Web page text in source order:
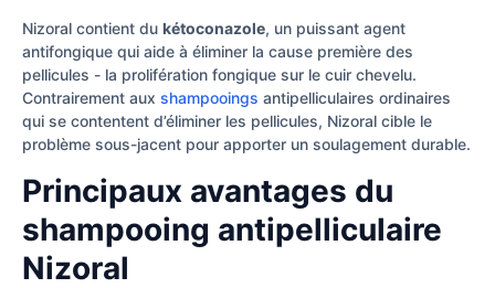
Nizoral contient du kétoconazole, un puissant agent
antifongique qui aide à éliminer la cause première des
pellicules - la prolifération fongique sur le cuir chevelu.
Contrairement aux shampooings antipelliculaires ordinaires
qui se contentent d’éliminer les pellicules, Nizoral cible le
problème sous-jacent pour apporter un soulagement durable.
Principaux avantages du
shampooing antipelliculaire
Nizoral